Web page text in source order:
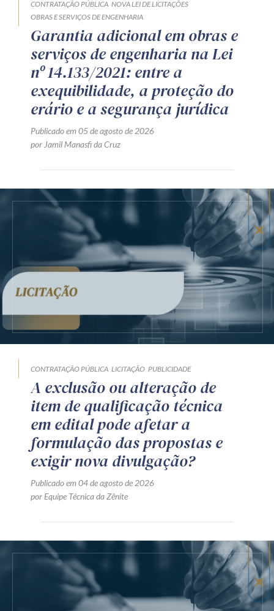
CONTRATAÇÃO PÚBLICA NOVA LEI DE LICITAÇÕES
OBRAS E SERVIÇOS DE ENGENHARIA
Garantia adicional em obras e
serviços de engenharia na Lei
nº 14.133/2021: entre a
exequibilidade, a proteção do
erário e a segurança jurídica
Publicado em 05 de agosto de 2026
por Jamil Manasfi da Cruz
CONTRATAÇÃO PÚBLICA LICITAÇÃO PUBLICIDADE
A exclusão ou alteração de
item de qualificação técnica
em edital pode afetar a
formulação das propostas e
exigir nova divulgação?
Publicado em 04 de agosto de 2026
por Equipe Técnica da Zênite